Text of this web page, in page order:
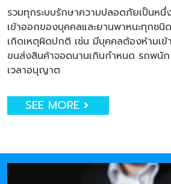
รวมทุกระบบรักษาความปลอดภัยเป็นหนึ่
เข้าออกของบุคคลและยานพาหนะทุกชนิ
เกิดเหตุผิดปกติ เช่น มีบุคคลต้องห้ามเข้
ขนส่งสินค้าจอดนานเกินกำหนด รถพนั
เวลาอนุญาต
SEE MORE